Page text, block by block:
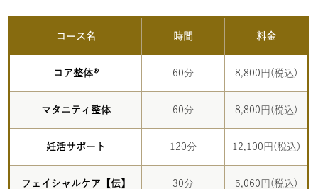
コース名 時間 料金
コア整体® 60分 8,800円(税込)
マタニティ整体 60分 8,800円(税込)
妊活サポート 120分 12,100円(税込)
フェイシャルケア【伝】 30分 5,060円(税込)